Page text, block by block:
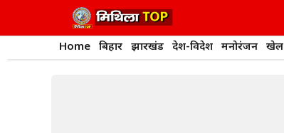
Home बिहार झारखंड देश-विदेश मनोरंजन खेल